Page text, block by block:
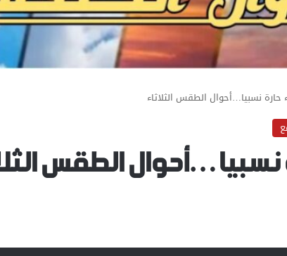
حارة نسبيا…أحوال الطقس الثلاثاء
نسبيا…أحوال الطقس